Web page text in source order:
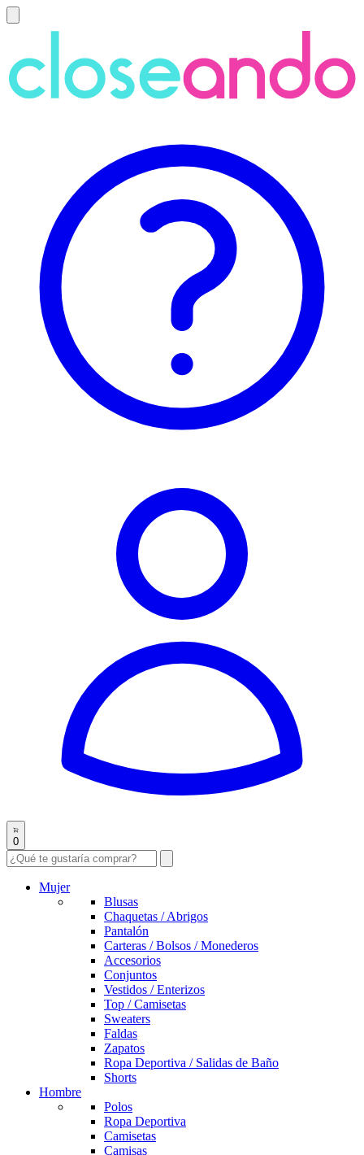
0
Mujer
Blusas
Chaquetas / Abrigos
Pantalón
Carteras / Bolsos / Monederos
Accesorios
Conjuntos
Vestidos / Enterizos
Top / Camisetas
Sweaters
Faldas
Zapatos
Ropa Deportiva / Salidas de Baño
Shorts
Hombre
Polos
Ropa Deportiva
Camisetas
Camisas